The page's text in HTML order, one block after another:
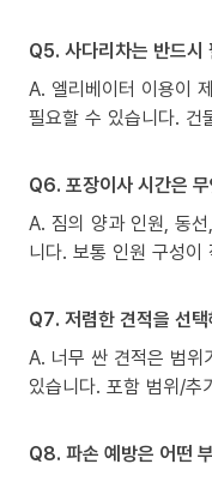
Q5. 사다리차는 반드시
A. 엘리베이터 이용이
필요할 수 있습니다. 건
Q6. 포장이사 시간은
A. 짐의 양과 인원, 동
니다. 보통 인원 구성이
Q7. 저렴한 견적을 선
A. 너무 싼 견적은 범위
있습니다. 포함 범위/추
Q8. 파손 예방은 어떤